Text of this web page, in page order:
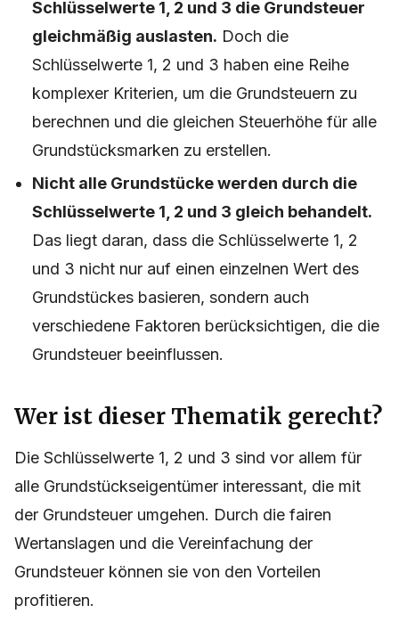
Schlüsselwerte 1, 2 und 3 die Grundsteuer
gleichmäßig auslasten. Doch die
Schlüsselwerte 1, 2 und 3 haben eine Reihe
komplexer Kriterien, um die Grundsteuern zu
berechnen und die gleichen Steuerhöhe für alle
Grundstücksmarken zu erstellen.
Nicht alle Grundstücke werden durch die
Schlüsselwerte 1, 2 und 3 gleich behandelt.
Das liegt daran, dass die Schlüsselwerte 1, 2
und 3 nicht nur auf einen einzelnen Wert des
Grundstückes basieren, sondern auch
verschiedene Faktoren berücksichtigen, die die
Grundsteuer beeinflussen.
Wer ist dieser Thematik gerecht?
Die Schlüsselwerte 1, 2 und 3 sind vor allem für
alle Grundstückseigentümer interessant, die mit
der Grundsteuer umgehen. Durch die fairen
Wertanslagen und die Vereinfachung der
Grundsteuer können sie von den Vorteilen
profitieren.